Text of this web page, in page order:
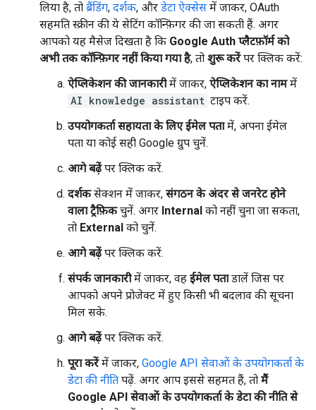
लिया है, तो ब्रैंडिंग, दर्शक, और डेटा ऐक्सेस में जाकर, OAuth
सहमति स्क्रीन की ये सेटिंग कॉन्फ़िगर की जा सकती हैं. अगर
आपको यह मैसेज दिखता है कि Google Auth प्लैटफ़ॉर्म को
अभी तक कॉन्फ़िगर नहीं किया गया है, तो शुरू करेंपर क्लिक करें:
ऐप्लिकेशन की जानकारीमें जाकर, ऐप्लिकेशन का नाममें
AI knowledge assistant टाइप करें.
उपयोगकर्ता सहायता के लिए ईमेल पतामें, अपना ईमेल
पता या कोई सही Google ग्रुप चुनें.
आगे बढ़ेंपर क्लिक करें.
दर्शकसेक्शन में जाकर, संगठन के अंदर से जनरेट होने
वाला ट्रैफ़िकचुनें. अगर Internal को नहीं चुना जा सकता,
तो External को चुनें.
आगे बढ़ेंपर क्लिक करें.
संपर्क जानकारीमें जाकर, वह ईमेल पताडालें जिस पर
आपको अपने प्रोजेक्ट में हुए किसी भी बदलाव की सूचना
मिल सके.
आगे बढ़ेंपर क्लिक करें.
पूरा करेंमें जाकर, Google API सेवाओं के उपयोगकर्ता के
डेटा की नीति पढ़ें. अगर आप इससे सहमत हैं, तो मैं
Google API सेवाओं के उपयोगकर्ता के डेटा की नीति से